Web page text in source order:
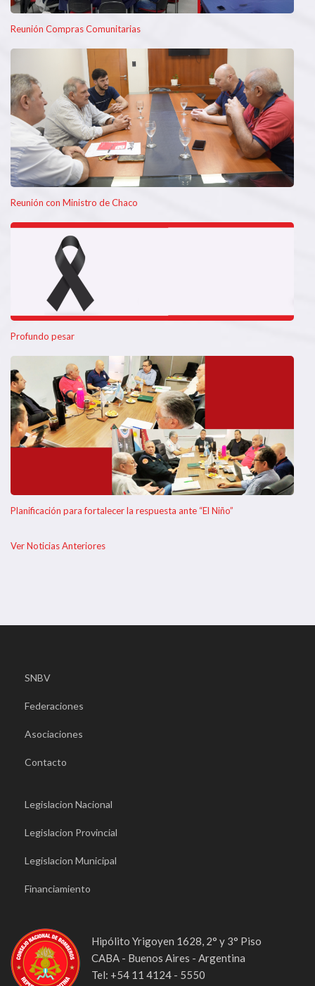
Reunión Compras Comunitarias
Reunión con Ministro de Chaco
Profundo pesar
Planificación para fortalecer la respuesta ante “El Niño”
Ver Noticias Anteriores
SNBV
Federaciones
Asociaciones
Contacto
Legislacion Nacional
Legislacion Provincial
Legislacion Municipal
Financiamiento
Hipólito Yrigoyen 1628, 2° y 3° Piso
CABA - Buenos Aires - Argentina
Tel: +54 11 4124 - 5550